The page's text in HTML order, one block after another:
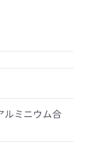
ルミニウム合